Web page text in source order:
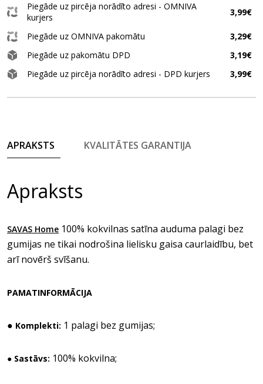
Piegāde uz pircēja norādīto adresi - OMNIVA
kurjers
3,99€
Piegāde uz OMNIVA pakomātu
3,29€
Piegāde uz pakomātu DPD
3,19€
Piegāde uz pircēja norādīto adresi - DPD kurjers
3,99€
APRAKSTS KVALITĀTES GARANTIJA
Apraksts
SAVAS Home 100% kokvilnas satīna auduma palagi bez
gumijas ne tikai nodrošina lielisku gaisa caurlaidību, bet
arī novērš svīšanu.
PAMATINFORMĀCIJA
● Komplekti: 1 palagi bez gumijas;
● Sastāvs: 100% kokvilna;